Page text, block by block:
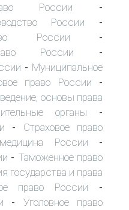
России -
России -
России -
России -
- Муниципальное
право России -
основы права
органы -
- Страховое право
России -
- Таможенное право
государства и права
право России -
- Уголовное право